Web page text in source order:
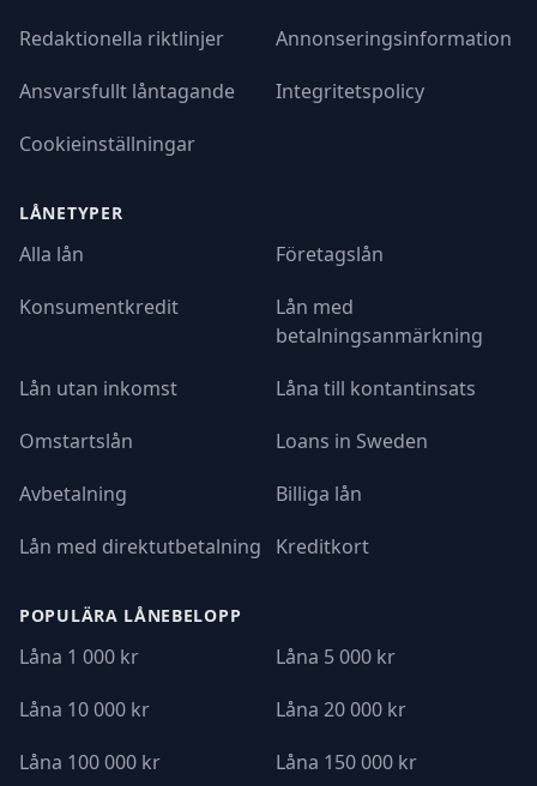
Redaktionella riktlinjer
Annonseringsinformation
Ansvarsfullt låntagande
Integritetspolicy
Cookieinställningar
LÅNETYPER
Alla lån
Företagslån
Konsumentkredit
Lån med
betalningsanmärkning
Lån utan inkomst
Låna till kontantinsats
Omstartslån
Loans in Sweden
Avbetalning
Billiga lån
Lån med direktutbetalning
Kreditkort
POPULÄRA LÅNEBELOPP
Låna 1 000 kr
Låna 5 000 kr
Låna 10 000 kr
Låna 20 000 kr
Låna 100 000 kr
Låna 150 000 kr